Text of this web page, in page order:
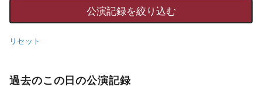
リセット
過去のこの日の公演記録